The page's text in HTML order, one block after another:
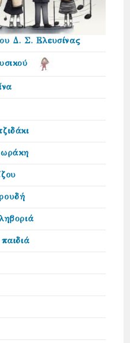
Δ. Σ. Ελευσίνας